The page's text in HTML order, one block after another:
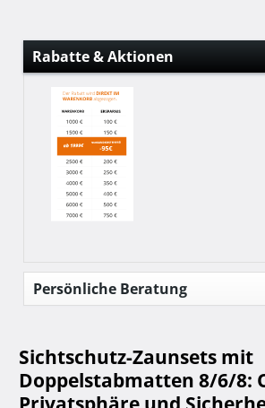
Rabatte & Aktionen
Persönliche Beratung
Sichtschutz-Zaunsets mit
Doppelstabmatten 8/6/8: